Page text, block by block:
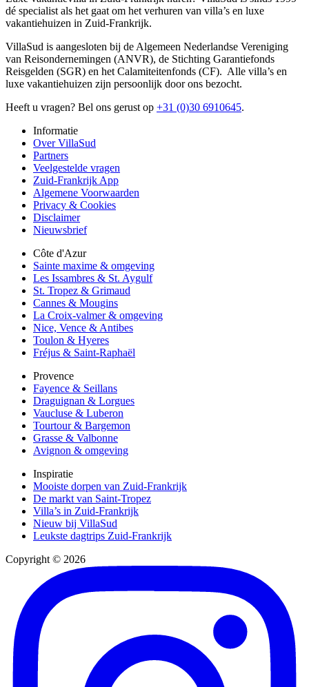
dé specialist als het gaat om het verhuren van villa’s en luxe
vakantiehuizen in Zuid-Frankrijk.
VillaSud is aangesloten bij de Algemeen Nederlandse Vereniging
van Reisondernemingen (ANVR), de Stichting Garantiefonds
Reisgelden (SGR) en het Calamiteitenfonds (CF). Alle villa’s en
luxe vakantiehuizen zijn persoonlijk door ons bezocht.
Heeft u vragen? Bel ons gerust op +31 (0)30 6910645.
Informatie
Over VillaSud
Partners
Veelgestelde vragen
Zuid-Frankrijk App
Algemene Voorwaarden
Privacy & Cookies
Disclaimer
Nieuwsbrief
Côte d'Azur
Sainte maxime & omgeving
Les Issambres & St. Aygulf
St. Tropez & Grimaud
Cannes & Mougins
La Croix-valmer & omgeving
Nice, Vence & Antibes
Toulon & Hyeres
Fréjus & Saint-Raphaël
Provence
Fayence & Seillans
Draguignan & Lorgues
Vaucluse & Luberon
Tourtour & Bargemon
Grasse & Valbonne
Avignon & omgeving
Inspiratie
Mooiste dorpen van Zuid-Frankrijk
De markt van Saint-Tropez
Villa’s in Zuid-Frankrijk
Nieuw bij VillaSud
Leukste dagtrips Zuid-Frankrijk
Copyright © 2026